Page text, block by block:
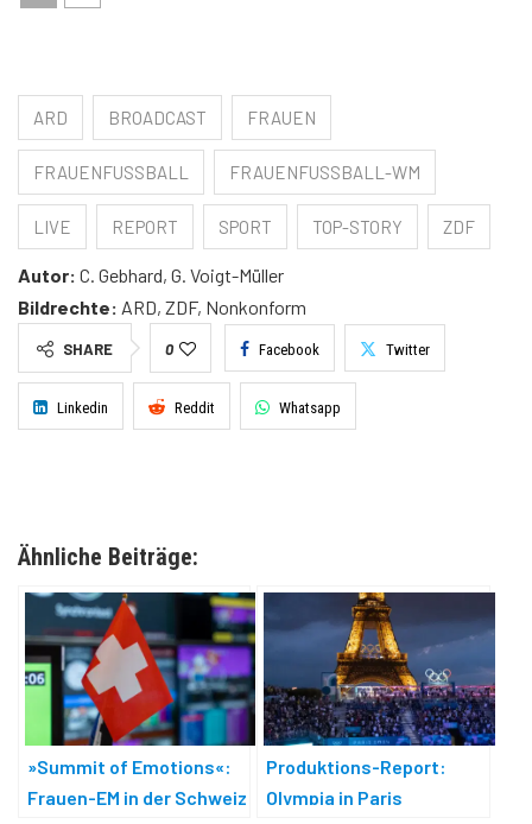
ARD BROADCAST FRAUEN
FRAUENFUSSBALL FRAUENFUSSBALL-WM
LIVE REPORT SPORT TOP-STORY ZDF
Autor: C. Gebhard, G. Voigt-Müller
Bildrechte: ARD, ZDF, Nonkonform
SHARE 0 Facebook Twitter
Linkedin Reddit Whatsapp
Ähnliche Beiträge:
»Summit of Emotions«:
Frauen-EM in der Schweiz
Produktions-Report:
Olympia in Paris